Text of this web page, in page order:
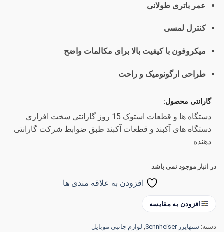
عمر باتری طولانی
کنترل لمسی
میکروفون با کیفیت بالا برای مکالمات واضح
طراحی ارگونومیک و راحت
گارانتی محصول:
دستگاه ها و قطعات استوک 15 روز گارانتی سخت افزاری
دستگاه های آکبند و قطعات آکبند طبق ضوابط شرکت گارانتی
دهنده
در انبار موجود نمی باشد
افزودن به علاقه مندی ها
افزودن به مقایسه
دسته: سنهایزر Sennheiser , لوازم جانبی موبایل